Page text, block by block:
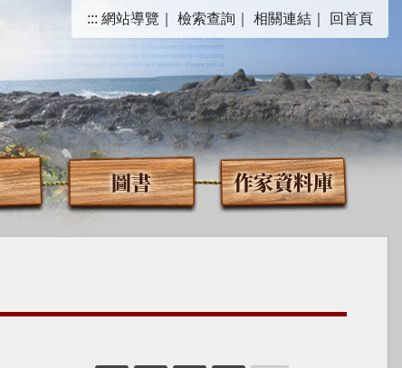
::: 網站導覽 檢索查詢 相關連結 回首頁
圖書 作家資料庫